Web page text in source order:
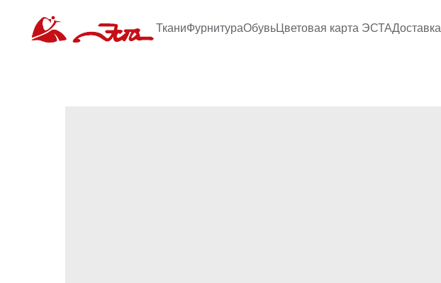
ТканиФурнитураОбувьЦветовая карта ЭСТАДоставка